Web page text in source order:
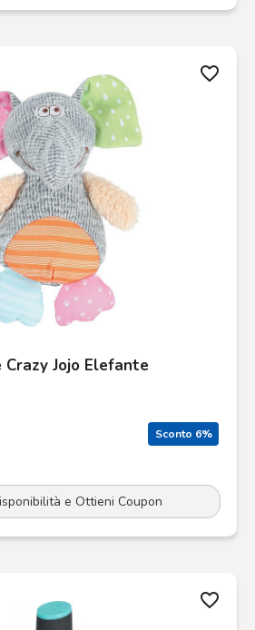
favorite_border
Jojo Elefante
Sconto 6%
e Ottieni Coupon
favorite_border